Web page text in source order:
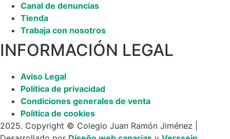
Canal de denuncias
Tienda
Trabaja con nosotros
INFORMACIÓN LEGAL
Aviso Legal
Política de privacidad
Condiciones generales de venta
Politica de cookies
2025. Copyright © Colegio Juan Ramón Jiménez |